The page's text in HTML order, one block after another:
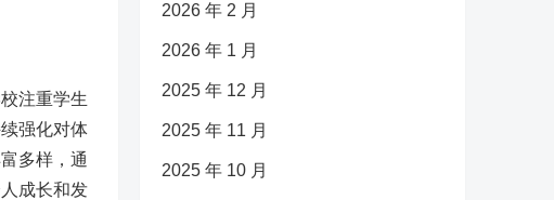
注重学生
强化对体
多样，通
成长和发
2026 年 2 月
2026 年 1 月
2025 年 12 月
2025 年 11 月
2025 年 10 月